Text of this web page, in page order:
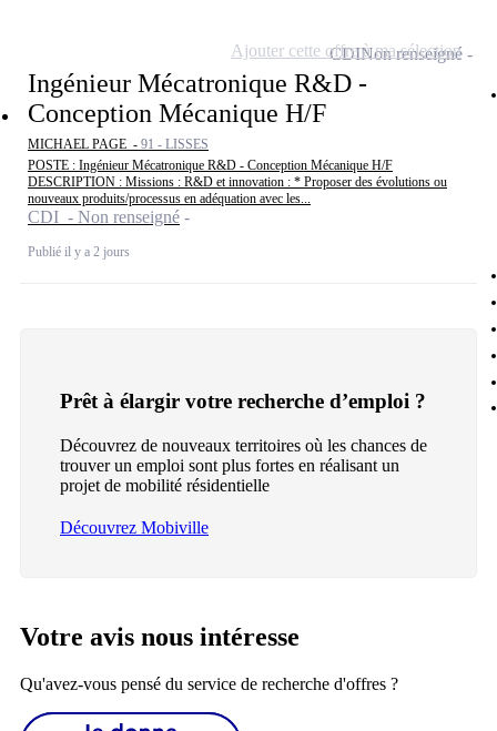
Ingénieur Mécatronique R&D -
Conception Mécanique H/F
MICHAEL PAGE - 91 - LISSES
POSTE : Ingénieur Mécatronique R&D - Conception Mécanique H/F
DESCRIPTION : Missions : R&D et innovation : * Proposer des évolutions ou
nouveaux produits/processus en adéquation avec les...
CDI - Non renseigné
Publié il y a 2 jours
CDINon renseigné
Ajouter cette offre à ma sélection
Prêt à élargir votre recherche d’emploi ?
Découvrez de nouveaux territoires où les chances de
trouver un emploi sont plus fortes en réalisant un
projet de mobilité résidentielle
Découvrez Mobiville
Votre avis nous intéresse
Qu'avez-vous pensé du service de recherche d'offres ?